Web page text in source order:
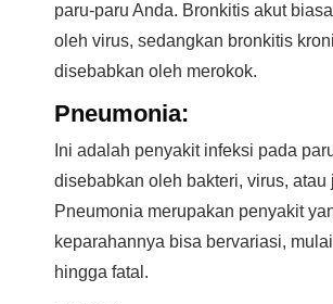
paru-paru Anda. Bronkitis akut
oleh virus, sedangkan bronkitis
disebabkan oleh merokok.
Pneumonia:
Ini adalah penyakit infeksi pada
disebabkan oleh bakteri, virus, atau
Pneumonia merupakan penyakit
keparahannya bisa bervariasi,
hingga fatal.